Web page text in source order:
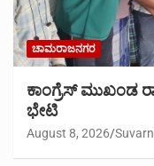
ಚಾಮರಾಜನಗರ
ಕಾಂಗ್ರೆಸ್ ಮುಖಂಡ
ಭೇಟಿ
August 8, 2026